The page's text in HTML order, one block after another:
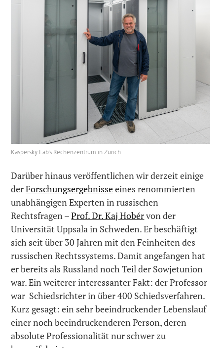
Kaspersky Lab’s Rechenzentrum in Zürich
Darüber hinaus veröffentlichen wir derzeit einige
derForschungsergebnisseeines renommierten
unabhängigen Experten in russischen
Rechtsfragen –Prof. Dr. Kaj Hobérvon der
Universität Uppsala in Schweden. Er beschäftigt
sich seit über 30 Jahren mit den Feinheiten des
russischen Rechtssystems. Damit angefangen hat
er bereits als Russland noch Teil der Sowjetunion
war. Ein weiterer interessanter Fakt: der Professor
war Schiedsrichter in über 400 Schiedsverfahren.
Kurz gesagt: ein sehr beeindruckender Lebenslauf
einer noch beeindruckenderen Person, deren
absolute Professionalität nur schwer zu